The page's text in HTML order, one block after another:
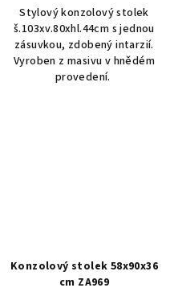
Stylový konzolový stolek
š.103xv.80xhl.44cm s jednou
zásuvkou, zdobený intarzií.
Vyroben z masivu v hnědém
provedení.
Konzolový stolek 58x90x36
cm ZA969